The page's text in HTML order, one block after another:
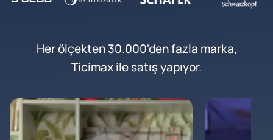
Her ölçekten 30.000'den fazla marka,
Ticimax ile satış yapıyor.